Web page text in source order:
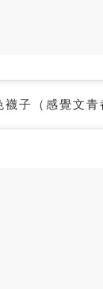
襪子（感覺文青